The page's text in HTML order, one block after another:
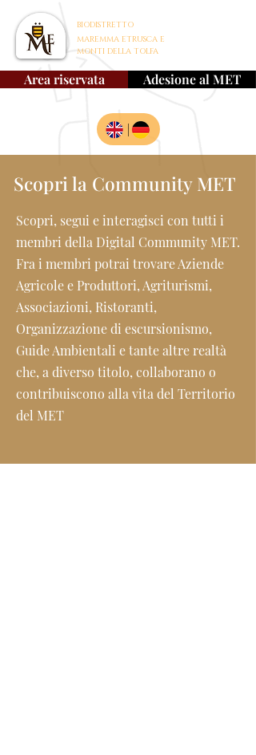
BIODISTRETTO
MAREMMA ETRUSCA E
MONTI DELLA TOLFA
Area riservata Adesione al MET
Scopri la Community MET
Scopri, segui e interagisci con tutti i
membri della Digital Community MET.
Fra i membri potrai trovare Aziende
Agricole e Produttori, Agriturismi,
Associazioni, Ristoranti,
Organizzazione di escursionismo,
Guide Ambientali e tante altre realtà
che, a diverso titolo, collaborano o
contribuiscono alla vita del Territorio
del MET